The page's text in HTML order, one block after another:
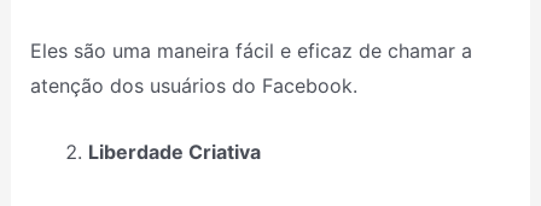
Eles são uma maneira fácil e eficaz de chamar a
atenção dos usuários do Facebook.
Liberdade Criativa